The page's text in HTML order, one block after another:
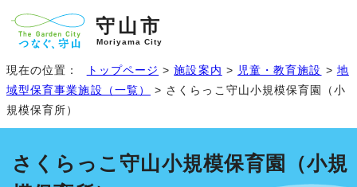
守山市
Moriyama City
現在の位置： トップページ >施設案内 > 児童・教育施設 > 地
域型保育事業施設（一覧）
> さくらっこ守山小規模保育園（小
規模保育所）
さくらっこ守山小規模保育園（小規